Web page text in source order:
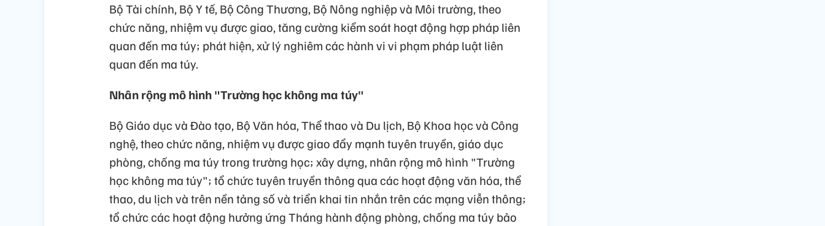
Bộ Tài chính, Bộ Y tế, Bộ Công Thương, Bộ Nông nghiệp và Môi trường, theo
chức năng, nhiệm vụ được giao, tăng cường kiểm soát hoạt động hợp pháp liên
quan đến ma túy; phát hiện, xử lý nghiêm các hành vi vi phạm pháp luật liên
quan đến ma túy.
Nhân rộng mô hình "Trường học không ma túy"
Bộ Giáo dục và Đào tạo, Bộ Văn hóa, Thể thao và Du lịch, Bộ Khoa học và Công
nghệ, theo chức năng, nhiệm vụ được giao đẩy mạnh tuyên truyền, giáo dục
phòng, chống ma túy trong trường học; xây dựng, nhân rộng mô hình "Trường
học không ma túy"; tổ chức tuyên truyền thông qua các hoạt động văn hóa, thể
thao, du lịch và trên nền tảng số và triển khai tin nhắn trên các mạng viễn thông;
tổ chức các hoạt động hưởng ứng Tháng hành động phòng, chống ma túy bảo